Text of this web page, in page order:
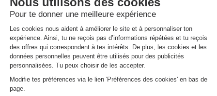
Piscine intérieure chauffée Mini-golf
GÎTE 13 personnes - Gite "Petite Sauvagine"
Meilleur prix pour 7 nuits
1 638 € 1 474,20 € d'économie